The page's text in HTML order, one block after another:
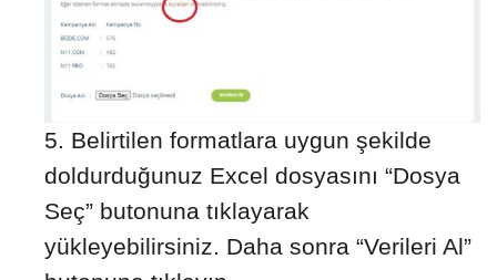
Belirtilen formatlara uygun şekilde
doldurduğunuz Excel dosyasını “Dosya
Seç” butonuna tıklayarak
yükleyebilirsiniz. Daha sonra “Verileri Al”